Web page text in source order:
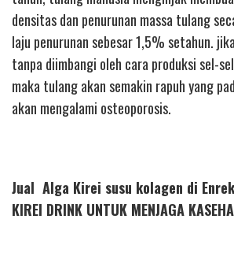
densitas dan penurunan massa tulang
laju penurunan sebesar 1,5% setahun.
tanpa diimbangi oleh cara produksi sel-
maka tulang akan semakin rapuh yang
akan mengalami osteoporosis.
Jual Alga Kirei susu kolagen di
KIREI DRINK UNTUK MENJAGA